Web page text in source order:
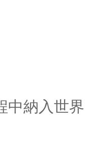
中納入世界